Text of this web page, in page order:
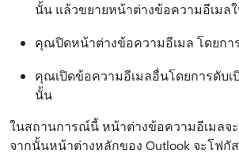
นั้น แล้วขยายหน้าต่างข้อความอีเมล
คุณปิดหน้าต่างข้อความอีเมล โดยกา
คุณเปิดข้อความอีเมลอื่นโดยการดับ
นั้น
ในสถานการณ์นี้ หน้าต่างข้อความอีเมล
จากนั้นหน้าต่างหลักของ Outlook จะโฟกั